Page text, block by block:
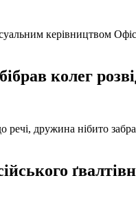
керівництвом
колег
дружина нібито